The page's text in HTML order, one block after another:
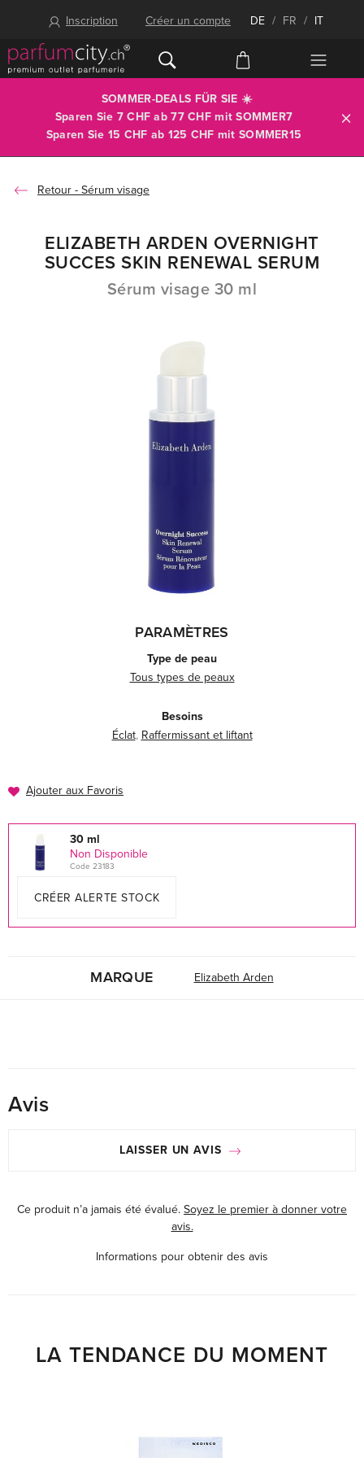
Inscription Créer un compte DE / FR / IT
SOMMER-DEALS FÜR SIE ☀️
Sparen Sie 7 CHF ab 77 CHF mitSOMMER7
Sparen Sie 15 CHF ab 125 CHF mit SOMMER15
Sérum visage
ELIZABETH ARDEN OVERNIGHT
SUCCES SKIN RENEWAL SERUM
Sérum visage 30 ml
PARAMÈTRES
Type de peau
Tous types de peaux
Besoins
Éclat, Raffermissant et liftant
Ajouter aux Favoris
30 ml
Non Disponible
Code 23183
CRÉER ALERTE STOCK
MARQUE Elizabeth Arden
Avis
LAISSER UN AVIS
Ce produit n’a jamais été évalué. Soyez le premier à donner votre
avis.
Informations pour obtenir des avis
LA TENDANCE DU MOMENT